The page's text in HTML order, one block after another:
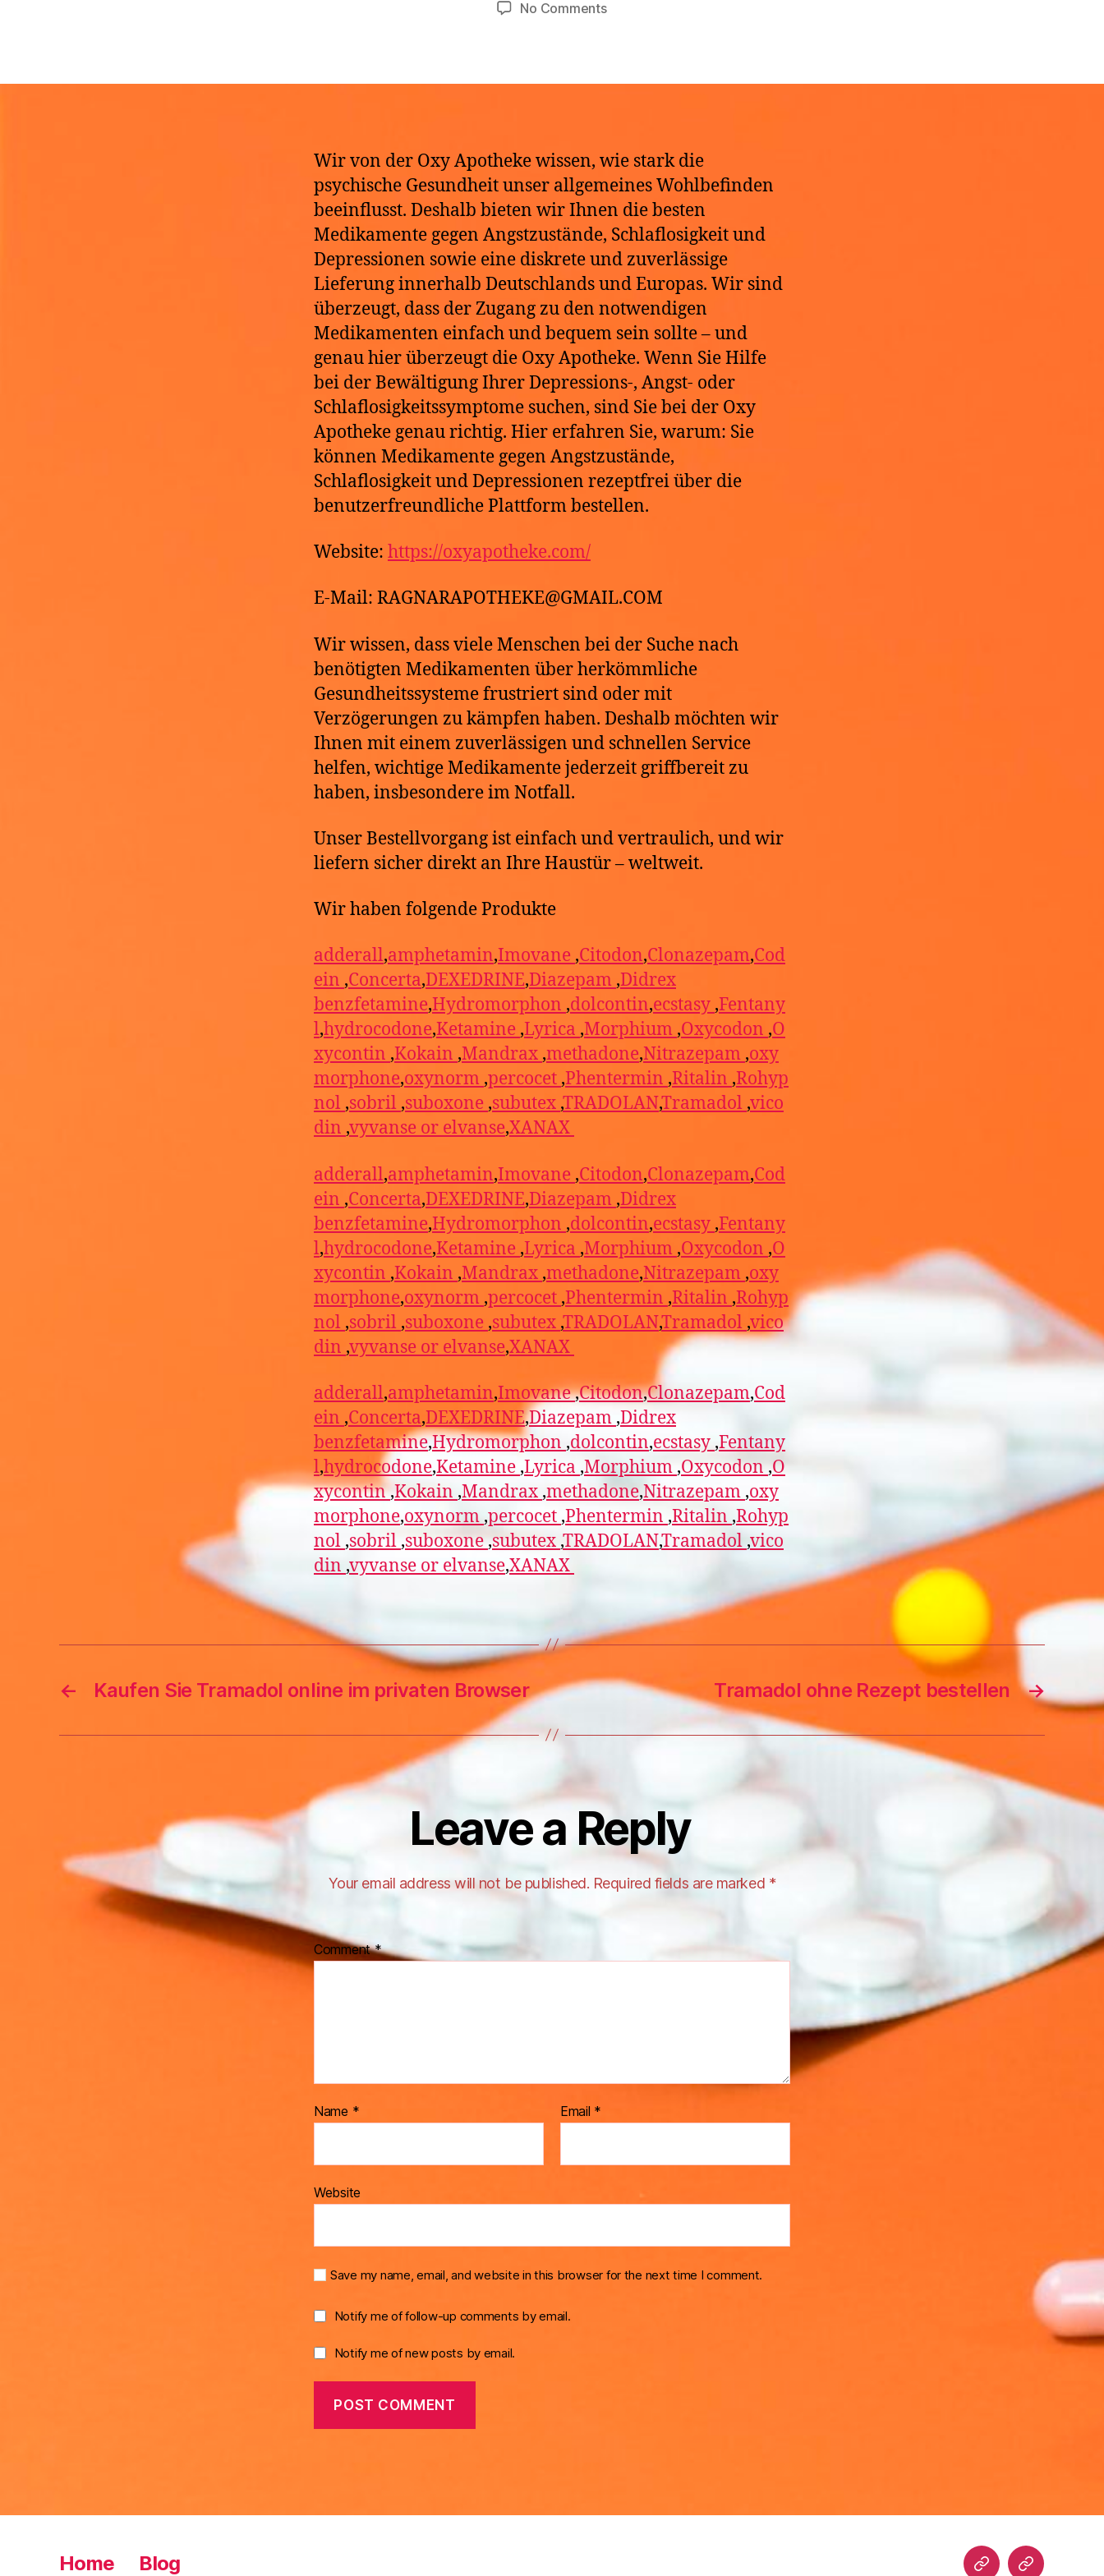
t
e
,
6
No Commentson
Wir von der Oxy Apotheke wissen, wie stark die
psychische Gesundheit unser allgemeines Wohlbefinden
beeinflusst. Deshalb bieten wir Ihnen die besten
Medikamente gegen Angstzustände, Schlaflosigkeit und
Depressionen sowie eine diskrete und zuverlässige
Lieferung innerhalb Deutschlands und Europas. Wir sind
überzeugt, dass der Zugang zu den notwendigen
Medikamenten einfach und bequem sein sollte – und
genau hier überzeugt die Oxy Apotheke. Wenn Sie Hilfe
bei der Bewältigung Ihrer Depressions-, Angst- oder
Schlaflosigkeitssymptome suchen, sind Sie bei der Oxy
Apotheke genau richtig. Hier erfahren Sie, warum: Sie
können Medikamente gegen Angstzustände,
Schlaflosigkeit und Depressionen rezeptfrei über die
benutzerfreundliche Plattform bestellen.
Website: https://oxyapotheke.com/
E-Mail: RAGNARAPOTHEKE@GMAIL.COM
Wir wissen, dass viele Menschen bei der Suche nach
benötigten Medikamenten über herkömmliche
Gesundheitssysteme frustriert sind oder mit
Verzögerungen zu kämpfen haben. Deshalb möchten wir
Ihnen mit einem zuverlässigen und schnellen Service
helfen, wichtige Medikamente jederzeit griffbereit zu
haben, insbesondere im Notfall.
Unser Bestellvorgang ist einfach und vertraulich, und wir
liefern sicher direkt an Ihre Haustür – weltweit.
Wir haben folgende Produkte
adderall,amphetamin,Imovane ,Citodon,Clonazepam,Cod
ein ,Concerta,DEXEDRINE,Diazepam ,Didrex
benzfetamine,Hydromorphon ,dolcontin,ecstasy ,Fentany
l,hydrocodone,Ketamine ,Lyrica ,Morphium ,Oxycodon ,O
xycontin ,Kokain ,Mandrax ,methadone,Nitrazepam ,oxy
morphone,oxynorm ,percocet ,Phentermin ,Ritalin ,Rohyp
nol ,sobril ,suboxone ,subutex ,TRADOLAN,Tramadol ,vico
din ,vyvanse or elvanse,XANAX
adderall,amphetamin,Imovane ,Citodon,Clonazepam,Cod
ein ,Concerta,DEXEDRINE,Diazepam ,Didrex
benzfetamine,Hydromorphon ,dolcontin,ecstasy ,Fentany
l,hydrocodone,Ketamine ,Lyrica ,Morphium ,Oxycodon ,O
xycontin ,Kokain ,Mandrax ,methadone,Nitrazepam ,oxy
morphone,oxynorm ,percocet ,Phentermin ,Ritalin ,Rohyp
nol ,sobril ,suboxone ,subutex ,TRADOLAN,Tramadol ,vico
din ,vyvanse or elvanse,XANAX
adderall,amphetamin,Imovane,Citodon,Clonazepam,Cod
ein ,Concerta,DEXEDRINE,Diazepam ,Didrex
benzfetamine,Hydromorphon ,dolcontin,ecstasy ,Fentany
l,hydrocodone,Ketamine ,Lyrica ,Morphium ,Oxycodon,O
xycontin,Kokain ,Mandrax ,methadone,Nitrazepam ,oxy
morphone,oxynorm ,percocet ,Phentermin ,Ritalin ,Rohyp
nol ,sobril ,suboxone,subutex ,TRADOLAN,Tramadol ,vico
din ,vyvanse or elvanse,XANAX
← Kaufen Sie Tramadol online im privaten Browser →
Tramadol ohne Rezept bestellen
Leave a Reply
Your email address will not be published. Required fields are marked *
Comment*
Name * Email *
Website
Save my name, email, and website in this browser for the next time I comment.
Notify me of follow-up comments by email.
Notify me of new posts by email.
Home Blog